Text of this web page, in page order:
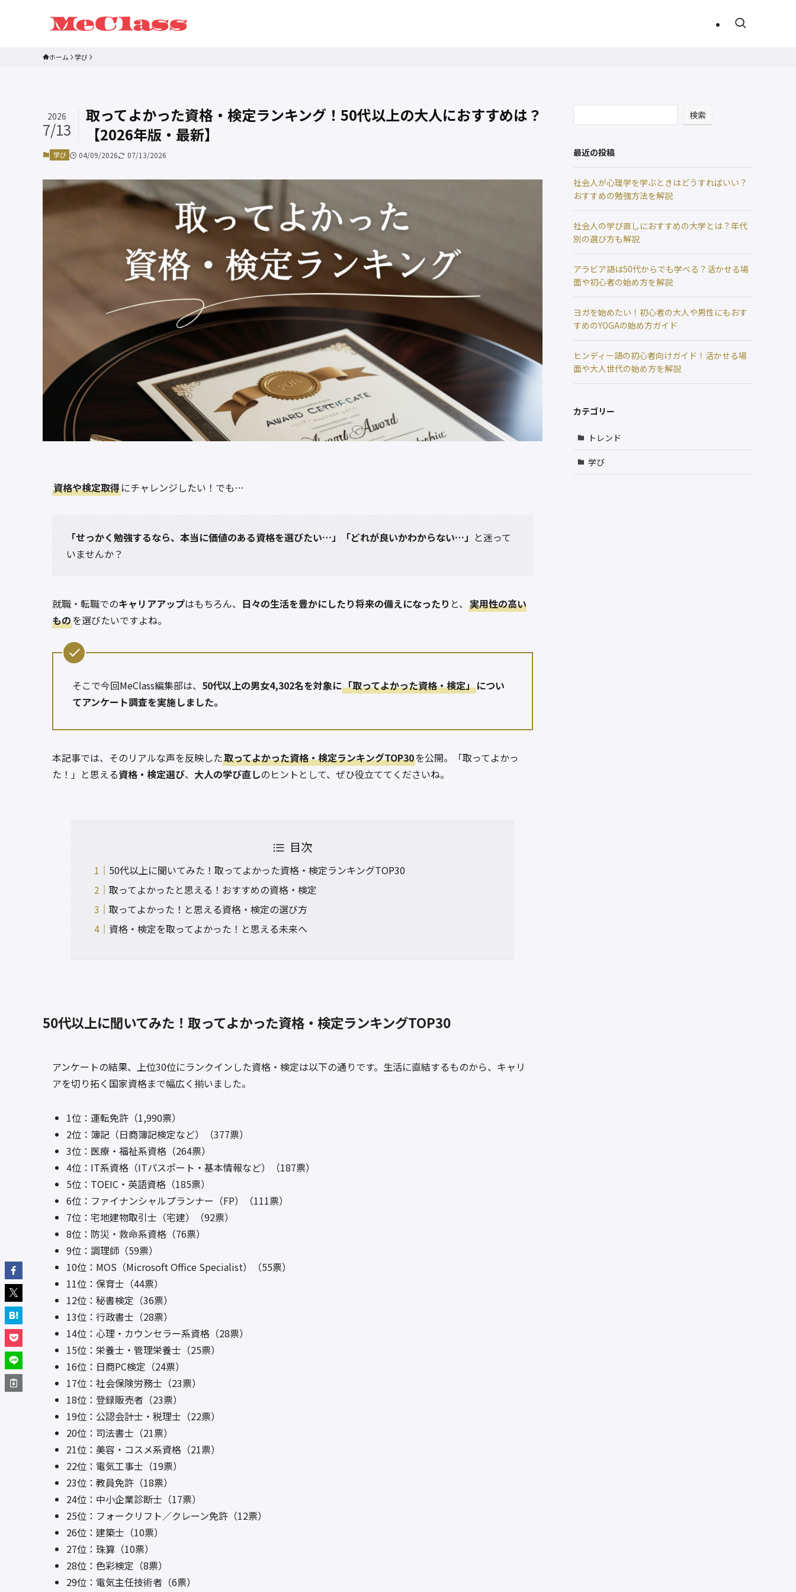
ホーム 学び
取ってよかった資格・検定ランキング！50代以上の大人におすすめは？
【2026年版・最新】
2026
7/13
学び 04/09/2026 07/13/2026
資格や検定取得にチャレンジしたい！でも…
「せっかく勉強するなら、本当に価値のある資格を選びたい…」「どれが良いかわからない…」 と迷って
いませんか？
就職・転職でのキャリアアップはもちろん、 日々の生活を豊かにしたり将来の備えになったり と、 実用性の高い
ものを選びたいですよね。
そこで今回MeClass編集部は、 50代以上の男女4,302名を対象に「取ってよかった資格・検定」につい
てアンケート調査を実施しました。
本記事では、そのリアルな声を反映した取ってよかった資格・検定ランキングTOP30を公開。「取ってよかっ
た！」と思える資格・検定選び、 大人の学び直しのヒントとして、ぜひ役立ててくださいね。
目次
50代以上に聞いてみた！取ってよかった資格・検定ランキングTOP30
取ってよかったと思える！おすすめの資格・検定
取ってよかった！と思える資格・検定の選び方
資格・検定を取ってよかった！と思える未来へ
50代以上に聞いてみた！取ってよかった資格・検定ランキングTOP30
アンケートの結果、上位30位にランクインした資格・検定は以下の通りです。生活に直結するものから、キャリ
アを切り拓く国家資格まで幅広く揃いました。
1位：運転免許（1,990票）
2位：簿記（日商簿記検定など）（377票）
3位：医療・福祉系資格（264票）
4位：IT系資格（ITパスポート・基本情報など）（187票）
5位：TOEIC・英語資格（185票）
6位：ファイナンシャルプランナー（FP）（111票）
7位：宅地建物取引士（宅建）（92票）
8位：防災・救命系資格（76票）
9位：調理師（59票）
10位：MOS（Microsoft Office Specialist）（55票）
11位：保育士（44票）
12位：秘書検定（36票）
13位：行政書士（28票）
14位：心理・カウンセラー系資格（28票）
15位：栄養士・管理栄養士（25票）
16位：日商PC検定（24票）
17位：社会保険労務士（23票）
18位：登録販売者（23票）
19位：公認会計士・税理士（22票）
20位：司法書士（21票）
21位：美容・コスメ系資格（21票）
22位：電気工事士（19票）
23位：教員免許（18票）
24位：中小企業診断士（17票）
25位：フォークリフト／クレーン免許（12票）
26位：建築士（10票）
27位：珠算（10票）
28位：色彩検定（8票）
29位：電気主任技術者（6票）
検索
最近の投稿
社会人が心理学を学ぶときはどうすればいい？
おすすめの勉強方法を解説
社会人の学び直しにおすすめの大学とは？年代
別の選び方も解説
アラビア語は50代からでも学べる？活かせる場
面や初心者の始め方を解説
ヨガを始めたい！初心者の大人や男性にもおす
すめのYOGAの始め方ガイド
ヒンディー語の初心者向けガイド！活かせる場
面や大人世代の始め方を解説
カテゴリー
トレンド
学び